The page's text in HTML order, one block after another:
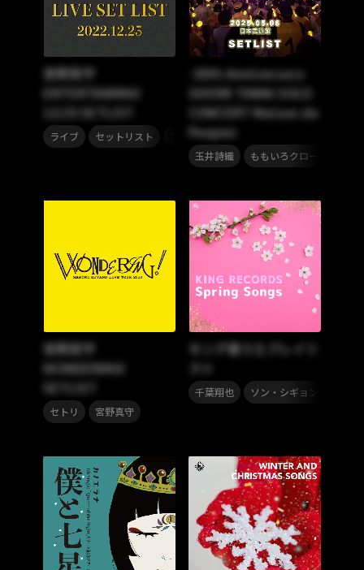
宮野真守
ENTERTAINING!
12/25 SETLIST
ライブ セットリスト 宮野真守
-30th Anniversary-
SHIORI TAMAI SOLO
CONCERT Maison de
Poupee
玉井詩織 ももいろクローバーZ
宮野真守
WONDERING!
SETLIST
セトリ 宮野真守
キング春うたプレイリ
千葉翔也 ソン・シギョン